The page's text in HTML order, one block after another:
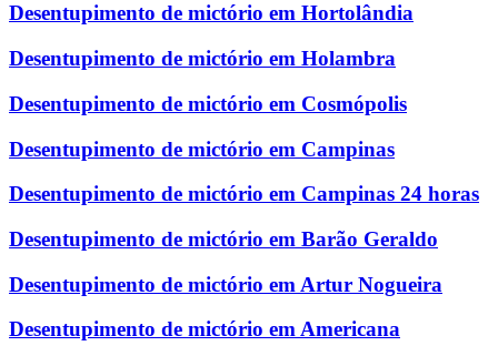
Desentupimento de mictório em Hortolândia
Desentupimento de mictório em Holambra
Desentupimento de mictório em Cosmópolis
Desentupimento de mictório em Campinas
Desentupimento de mictório em Campinas 24 horas
Desentupimento de mictório em Barão Geraldo
Desentupimento de mictório em Artur Nogueira
Desentupimento de mictório em Americana